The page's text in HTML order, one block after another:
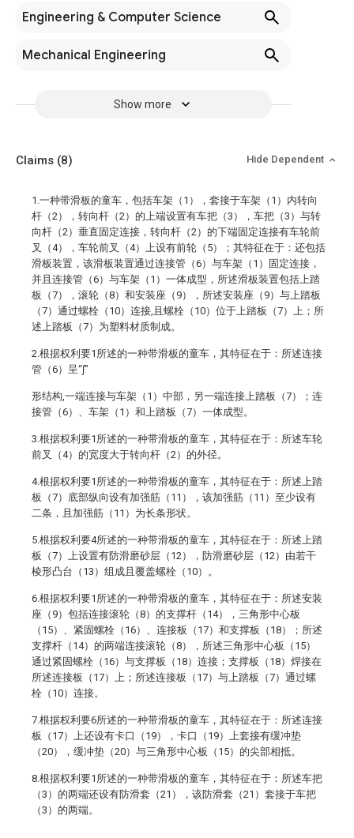
Engineering & Computer Science
Mechanical Engineering
Show more
Claims (8) Hide Dependent
1.一种带滑板的童车，包括车架（1），套接于车架（1）内转向
杆（2），转向杆（2）的上端设置有车把（3），车把（3）与转
向杆（2）垂直固定连接，转向杆（2）的下端固定连接有车轮前
叉（4），车轮前叉（4）上设有前轮（5）；其特征在于：还包括
滑板装置，该滑板装置通过连接管（6）与车架（1）固定连接，
并且连接管（6）与车架（1）一体成型，所述滑板装置包括上踏
板（7），滚轮（8）和安装座（9），所述安装座（9）与上踏板
（7）通过螺栓（10）连接,且螺栓（10）位于上踏板（7）上；所
述上踏板（7）为塑料材质制成。
2.根据权利要1所述的一种带滑板的童车，其特征在于：所述连接
管（6）呈“∫”
形结构,一端连接与车架（1）中部，另一端连接上踏板（7）；连
接管（6）、车架（1）和上踏板（7）一体成型。
3.根据权利要1所述的一种带滑板的童车，其特征在于：所述车轮
前叉（4）的宽度大于转向杆（2）的外径。
4.根据权利要1所述的一种带滑板的童车，其特征在于：所述上踏
板（7）底部纵向设有加强筋（11），该加强筋（11）至少设有
二条，且加强筋（11）为长条形状。
5.根据权利要4所述的一种带滑板的童车，其特征在于：所述上踏
板（7）上设置有防滑磨砂层（12），防滑磨砂层（12）由若干
棱形凸台（13）组成且覆盖螺栓（10）。
6.根据权利要1所述的一种带滑板的童车，其特征在于：所述安装
座（9）包括连接滚轮（8）的支撑杆（14），三角形中心板
（15）、紧固螺栓（16）、连接板（17）和支撑板（18）；所述
支撑杆（14）的两端连接滚轮（8），所述三角形中心板（15）
通过紧固螺栓（16）与支撑板（18）连接；支撑板（18）焊接在
所述连接板（17）上；所述连接板（17）与上踏板（7）通过螺
栓（10）连接。
7.根据权利要6所述的一种带滑板的童车，其特征在于：所述连接
板（17）上还设有卡口（19），卡口（19）上套接有缓冲垫
（20），缓冲垫（20）与三角形中心板（15）的尖部相抵。
8.根据权利要1所述的一种带滑板的童车，其特征在于：所述车把
（3）的两端还设有防滑套（21），该防滑套（21）套接于车把
（3）的两端。